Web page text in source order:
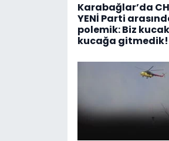
Karabağlar’da
YENİ Parti
polemik: Biz
kucağa gitmedik!